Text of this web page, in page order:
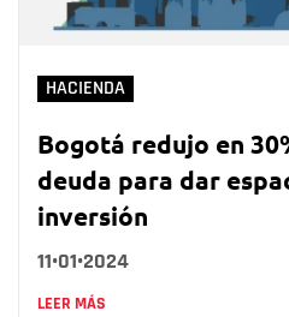
HACIENDA
Bogotá redujo en
deuda para dar
inversión
11•01•2024
LEER MÁS